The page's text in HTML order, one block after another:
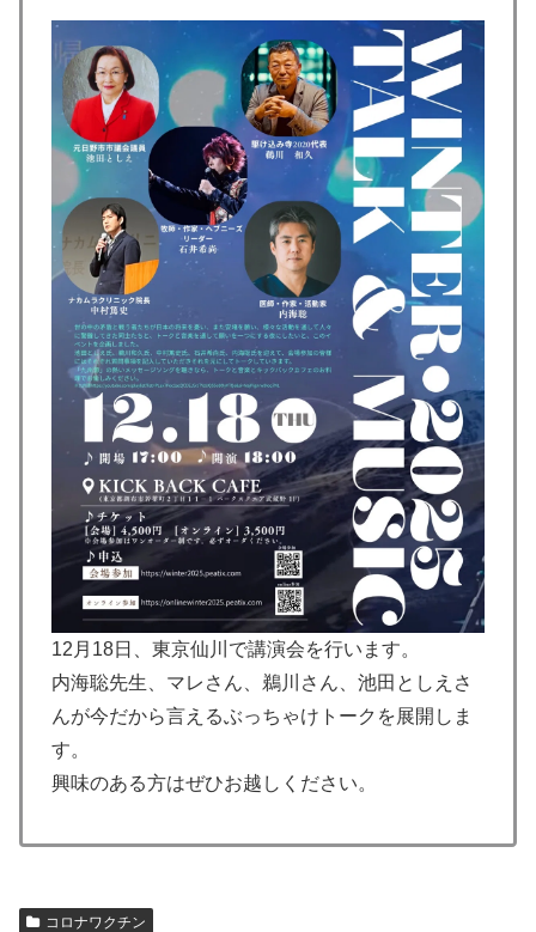
12月18日、東京仙川で講演会を行います。
内海聡先生、マレさん、鵜川さん、池田としえさ
んが今だから言えるぶっちゃけトークを展開しま
す。
興味のある方はぜひお越しください。
コロナワクチン